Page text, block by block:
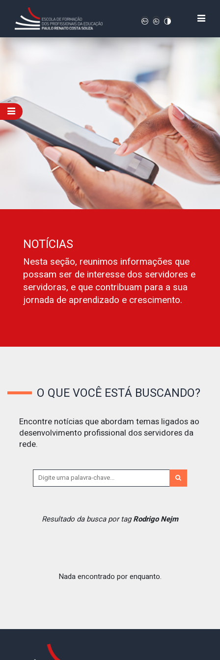
NOTÍCIAS
Nesta seção, reunimos informações que
possam ser de interesse dos servidores e
servidoras, e que contribuam para a sua
jornada de aprendizado e crescimento.
O QUE VOCÊ ESTÁ BUSCANDO?
Encontre notícias que abordam temas ligados ao
desenvolvimento profissional dos servidores da
rede.
Resultado da busca por tagRodrigo Nejm
Nada encontrado por enquanto.